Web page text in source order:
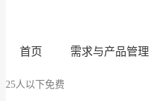
首页 需求与产品管理
25人以下免费